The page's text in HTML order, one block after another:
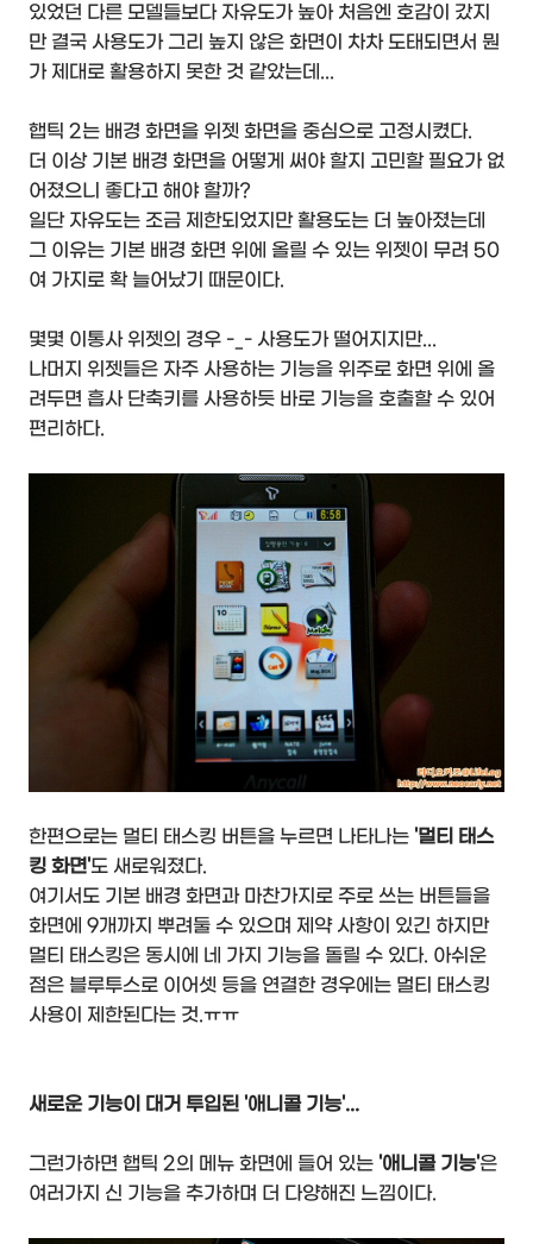
있었던 다른 모델들보다 자유도가 높아 처음엔 호감이 갔지
만 결국 사용도가 그리 높지 않은 화면이 차차 도태되면서 뭔
가 제대로 활용하지 못한 것 같았는데...
햅틱 2는 배경 화면을 위젯 화면을 중심으로 고정시켰다.
더 이상 기본 배경 화면을 어떻게 써야 할지 고민할 필요가 없
어졌으니 좋다고 해야 할까?
일단 자유도는 조금 제한되었지만 활용도는 더 높아졌는데
그 이유는 기본 배경 화면 위에 올릴 수 있는 위젯이 무려 50
여 가지로 확 늘어났기 때문이다.
몇몇 이통사 위젯의 경우 -_- 사용도가 떨어지지만...
나머지 위젯들은 자주 사용하는 기능을 위주로 화면 위에 올
려두면 흡사 단축키를 사용하듯 바로 기능을 호출할 수 있어
편리하다.
한편으로는 멀티 태스킹 버튼을 누르면 나타나는 '멀티 태스
킹 화면'도 새로워졌다.
여기서도 기본 배경 화면과 마찬가지로 주로 쓰는 버튼들을
화면에 9개까지 뿌려둘 수 있으며 제약 사항이 있긴 하지만
멀티 태스킹은 동시에 네 가지 기능을 돌릴 수 있다. 아쉬운
점은 블루투스로 이어셋 등을 연결한 경우에는 멀티 태스킹
사용이 제한된다는 것.ㅠㅠ
새로운 기능이 대거 투입된 '애니콜 기능'...
그런가하면 햅틱 2의 메뉴 화면에 들어 있는 '애니콜 기능'은
여러가지 신 기능을 추가하며 더 다양해진 느낌이다.